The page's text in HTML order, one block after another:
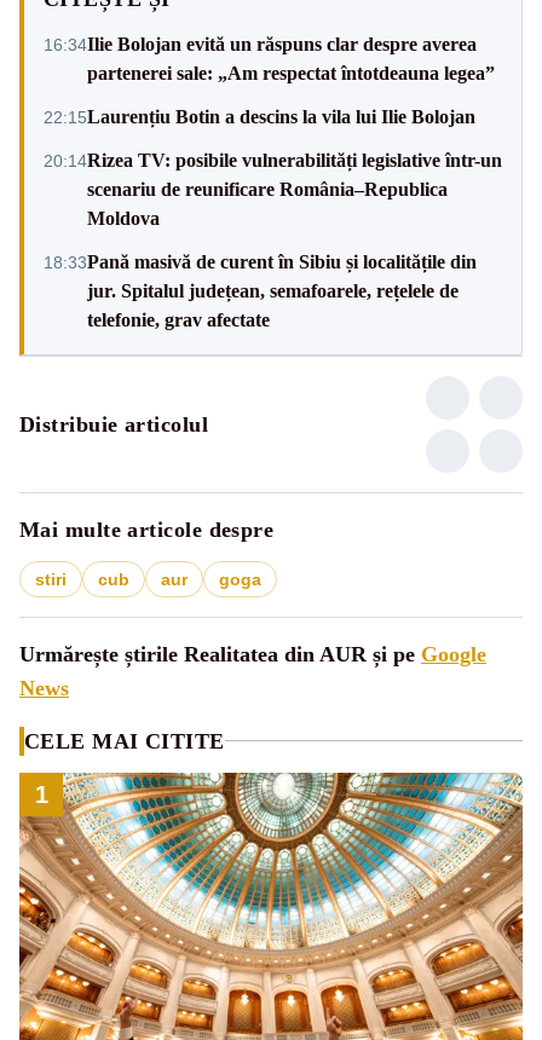
16:34Ilie Bolojan evită un răspuns clar despre averea
partenerei sale: „Am respectat întotdeauna legea”
22:15Laurențiu Botin a descins la vila lui Ilie Bolojan
20:14Rizea TV: posibile vulnerabilități legislative într-un
scenariu de reunificare România–Republica
Moldova
18:33Pană masivă de curent în Sibiu și localitățile din
jur. Spitalul județean, semafoarele, rețelele de
telefonie, grav afectate
Distribuie articolul
Mai multe articole despre
stiri cub aur goga
Urmărește știrile Realitatea din AUR și pe Google
News
CELE MAI CITITE
1